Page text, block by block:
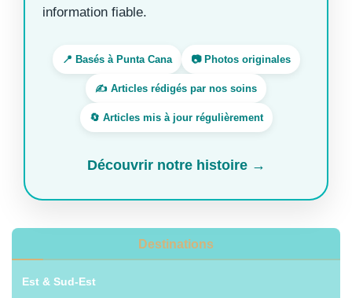
information fiable.
📍 Basés à Punta Cana 📷 Photos originales
✍️ Articles rédigés par nos soins
🔄 Articles mis à jour régulièrement
Découvrir notre histoire →
Destinations
Est & Sud-Est